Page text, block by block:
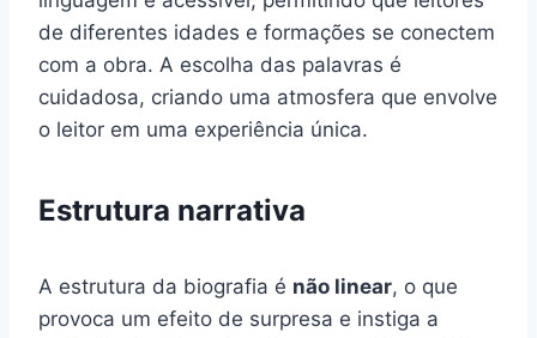
de diferentes idades e formações se conectem
com a obra. A escolha das palavras é
cuidadosa, criando uma atmosfera que envolve
o leitor em uma experiência única.
Estrutura narrativa
A estrutura da biografia é não linear, o que
provoca um efeito de surpresa e instiga a